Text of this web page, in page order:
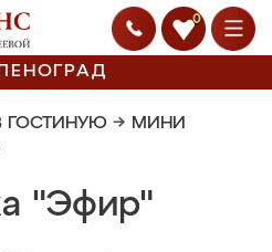
0
ГОСТИНУЮ → МИНИ
"Эфир"